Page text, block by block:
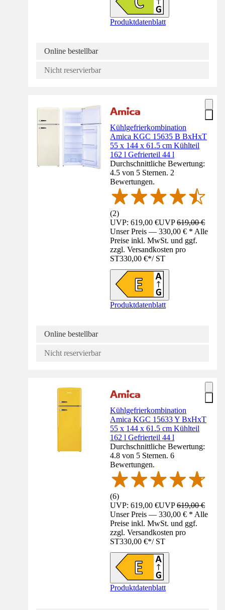
Produktdatenblatt
Online bestellbar
Nicht reservierbar
Kühlgefrierkombination
Amica KGC 15635 B BxHxT
55 x 144 x 61.5 cm Kühlteil
162 l Gefrierteil 44 l
Durchschnittliche Bewertung:
4.5 von 5 Sternen. 2
Bewertungen.
(2)
UVP: 619,00 €UVP619,00 €
Unser Preis — 330,00 € * Alle
Preise inkl. MwSt. und ggf.
zzgl. Versandkosten pro
ST330,00 €*/ ST
Produktdatenblatt
Online bestellbar
Nicht reservierbar
Kühlgefrierkombination
Amica KGC 15633 Y BxHxT
55 x 144 x 61.5 cm Kühlteil
162 l Gefrierteil 44 l
Durchschnittliche Bewertung:
4.8 von 5 Sternen. 6
Bewertungen.
(6)
UVP: 619,00 €UVP619,00 €
Unser Preis — 330,00 € * Alle
Preise inkl. MwSt. und ggf.
zzgl. Versandkosten pro
ST330,00 €*/ ST
Produktdatenblatt